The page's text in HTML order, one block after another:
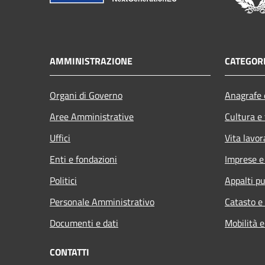
AMMINISTRAZIONE
Organi di Governo
Aree Amministrative
Uffici
Enti e fondazioni
Politici
Personale Amministrativo
Documenti e dati
Cultura
Vita
Imprese
Appalti
Catasto
Mobilità
CONTATTI